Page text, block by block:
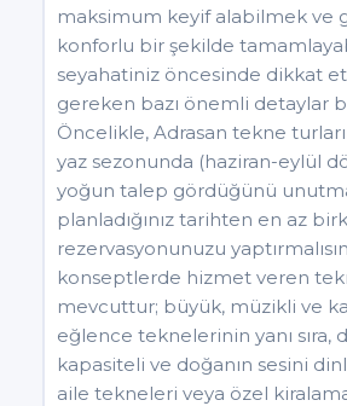
maksimum keyif alabilmek ve
konforlu bir şekilde
seyahatiniz öncesinde dikkat
gereken bazı önemli detaylar
Öncelikle, Adrasan tekne
yaz sezonunda (haziran-eylül
yoğun talep gördüğünü
planladığınız tarihten en az
rezervasyonunuzu
konseptlerde hizmet veren
mevcuttur; büyük, müzikli ve
eğlence teknelerinin yanı sıra,
kapasiteli ve doğanın sesini
aile tekneleri veya özel